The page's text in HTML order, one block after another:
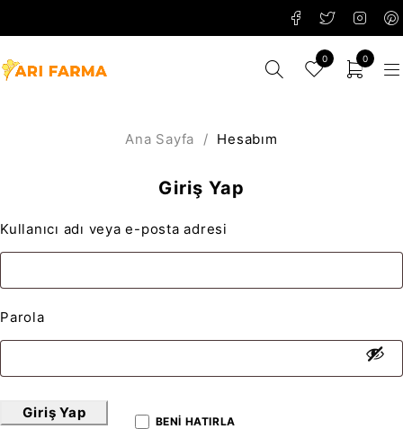
0 0
Ana Sayfa / Hesabım
Giriş Yap
Kullanıcı adı veya e-posta adresi
Parola
BENI HATIRLA
Giriş Yap